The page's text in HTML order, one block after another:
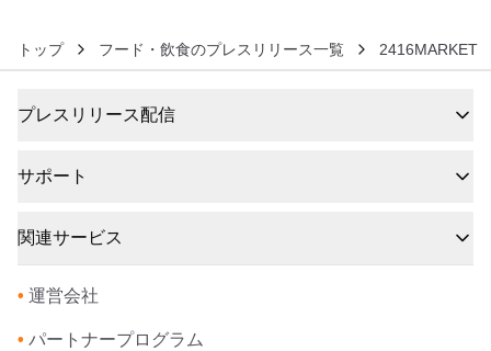
トップ フード・飲食のプレスリリース一覧 2416MARKET
プレスリリース配信
サポート
関連サービス
• 運営会社
• パートナープログラム